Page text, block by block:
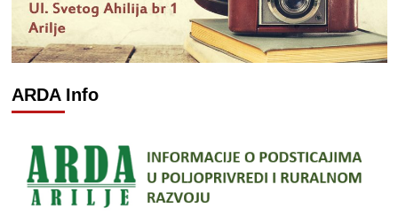
ARDA Info